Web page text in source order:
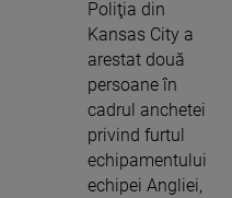
Poliţia din
Kansas City a
arestat două
persoane în
cadrul anchetei
privind furtul
echipamentului
echipei Angliei,